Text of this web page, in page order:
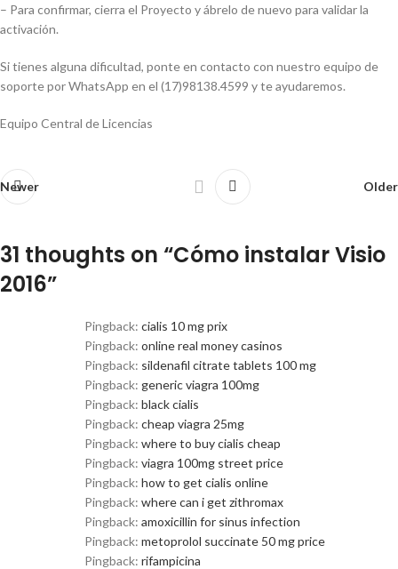
– Para confirmar, cierra el Proyecto y ábrelo de nuevo para validar la
activación.
Si tienes alguna dificultad, ponte en contacto con nuestro equipo de
soporte por WhatsApp en el (17)98138.4599 y te ayudaremos.
Equipo Central de Licencias
Newer Older
31 thoughts on “Cómo instalar Visio
2016”
Pingback: cialis 10 mg prix
Pingback: online real money casinos
Pingback: sildenafil citrate tablets 100 mg
Pingback: generic viagra 100mg
Pingback: black cialis
Pingback: cheap viagra 25mg
Pingback: where to buy cialis cheap
Pingback: viagra 100mg street price
Pingback: how to get cialis online
Pingback: where can i get zithromax
Pingback: amoxicillin for sinus infection
Pingback: metoprolol succinate 50 mg price
Pingback: rifampicina